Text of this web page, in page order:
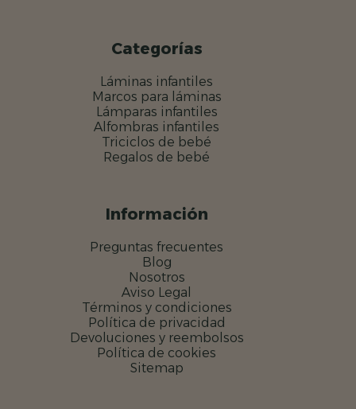
Categorías
Láminas infantiles
Marcos para láminas
Lámparas infantiles
Alfombras infantiles
Triciclos de bebé
Regalos de bebé
Información
Preguntas frecuentes
Blog
Nosotros
Aviso Legal
Términos y condiciones
Política de privacidad
Devoluciones y reembolsos
Política de cookies
Sitemap